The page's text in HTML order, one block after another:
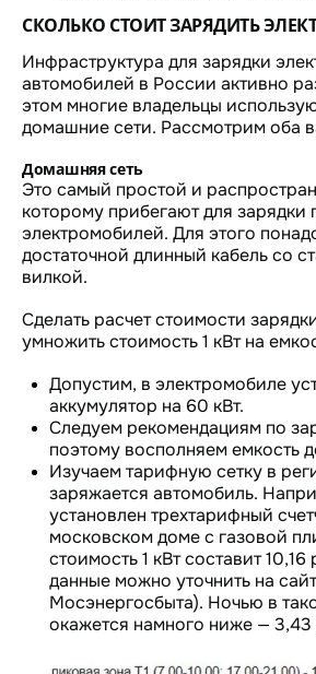
СКОЛЬКО СТОИТ ЗАРЯДИТЬ
Инфраструктура для зарядки
автомобилей в России активно
этом многие владельцы
домашние сети. Рассмотрим оба
Домашняя сеть
Это самый простой и
которому прибегают для зарядки
электромобилей. Для этого
достаточной длинный кабель со
вилкой.
Сделать расчет стоимости
умножить стоимость 1 кВт на
Допустим, в электромобиле
аккумулятор на 60 кВт.
Следуем рекомендациям по
поэтому восполняем емкость
Изучаем тарифную сетку в
заряжается автомобиль.
установлен трехтарифный
московском доме с газовой
стоимость 1 кВт составит
данные можно уточнить на
Мосэнергосбыта). Ночью в
окажется намного ниже — 3,43